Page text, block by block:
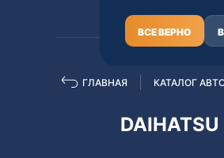
ВСЕ ВЕРНО
Полная пошлина
ГЛАВНАЯ КАТАЛОГ